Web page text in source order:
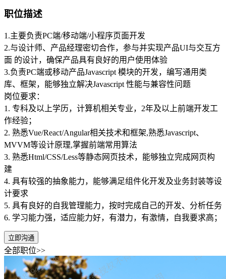
职位描述
1.主要负责PC端/移动端/小程序页面开发
2.与设计师、产品经理密切合作，参与并实现产品UI与交互方
面 的设计，确保产品具有良好的用户使用体验
3.负责PC端或移动产品Javascript 模块的开发，编写通用类
库、框架，能够独立解决Javascript 性能与兼容性问题
岗位要求：
1. 专科及以上学历，计算机相关专业，2年及以上前端开发工
作经验；
2. 熟悉Vue/React/Angular相关技术和框架,熟悉Javascript、
MVVM等设计原理,掌握前端常用算法
3. 熟悉Html/CSS/Less等静态网页技术，能够独立完成网页构
建
4. 具有较强的抽象能力，能够满足组件化开发及业务封装等设
计要求
5. 具有良好的自我管理能力，按时完成自己的开发、分析任务
6. 学习能力强，适应能力好，有潜力，有激情，自我要求高；
立即沟通
全部职位>>